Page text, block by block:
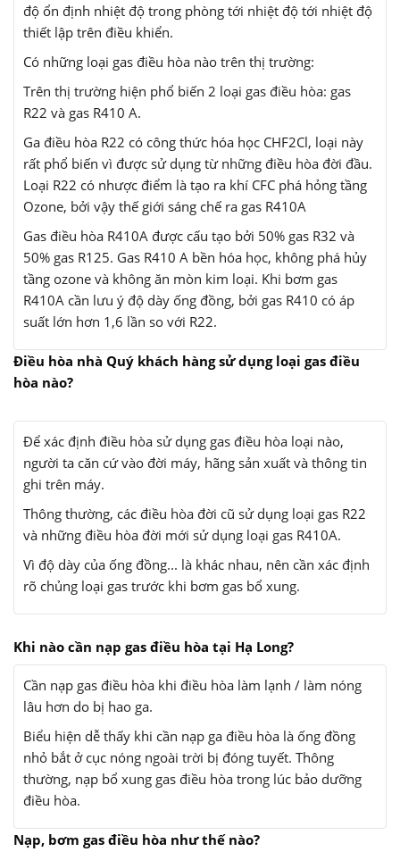
độ ổn định nhiệt độ trong phòng tới nhiệt độ tới nhiệt độ
thiết lập trên điều khiển.
Có những loại gas điều hòa nào trên thị trường:
Trên thị trường hiện phổ biến 2 loại gas điều hòa: gas
R22 và gas R410 A.
Ga điều hòa R22 có công thức hóa học CHF2Cl, loại này
rất phổ biến vì được sử dụng từ những điều hòa đời đầu.
Loại R22 có nhược điểm là tạo ra khí CFC phá hỏng tầng
Ozone, bởi vậy thế giới sáng chế ra gas R410A
Gas điều hòa R410A được cấu tạo bởi 50% gas R32 và
50% gas R125. Gas R410 A bền hóa học, không phá hủy
tầng ozone và không ăn mòn kim loại. Khi bơm gas
R410A cần lưu ý độ dày ống đồng, bởi gas R410 có áp
suất lớn hơn 1,6 lần so với R22.
Điều hòa nhà Quý khách hàng sử dụng loại gas điều
hòa nào?
Để xác định điều hòa sử dụng gas điều hòa loại nào,
người ta căn cứ vào đời máy, hãng sản xuất và thông tin
ghi trên máy.
Thông thường, các điều hòa đời cũ sử dụng loại gas R22
và những điều hòa đời mới sử dụng loại gas R410A.
Vì độ dày của ống đồng... là khác nhau, nên cần xác định
rõ chủng loại gas trước khi bơm gas bổ xung.
Khi nào cần nạp gas điều hòa tại Hạ Long?
Cần nạp gas điều hòa khi điều hòa làm lạnh / làm nóng
lâu hơn do bị hao ga.
Biểu hiện dễ thấy khi cần nạp ga điều hòa là ống đồng
nhỏ bắt ở cục nóng ngoài trời bị đóng tuyết. Thông
thường, nạp bổ xung gas điều hòa trong lúc bảo dưỡng
điều hòa.
Nạp, bơm gas điều hòa như thế nào?